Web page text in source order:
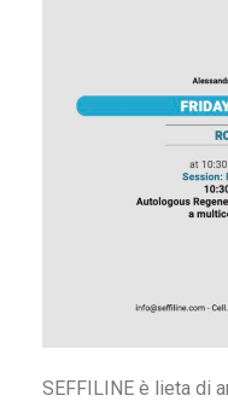
SEFFILINE è lieta di